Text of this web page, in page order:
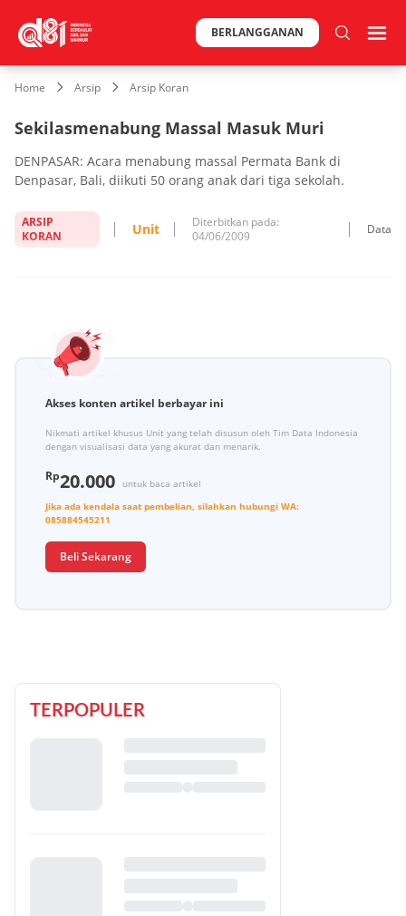
BERLANGGANAN
Home Arsip Arsip Koran
Sekilasmenabung Massal Masuk Muri
DENPASAR: Acara menabung massal Permata Bank di
Denpasar, Bali, diikuti 50 orang anak dari tiga sekolah.
ARSIP
KORAN
Unit
Diterbitkan pada:
04/06/2009
Data
Akses konten artikel berbayar ini
Nikmati artikel khusus Unit yang telah disusun oleh Tim Data Indonesia
dengan visualisasi data yang akurat dan menarik.
Rp20.000
untuk baca artikel
Jika ada kendala saat pembelian, silahkan hubungi WA:
085884545211
Beli Sekarang
TERPOPULER